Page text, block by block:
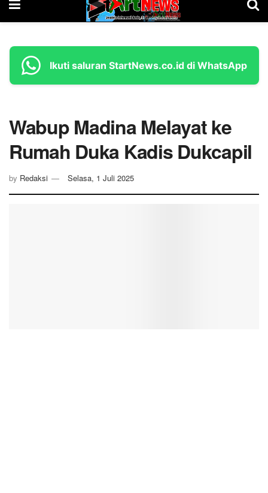
Ikuti saluran StartNews.co.id di WhatsApp
Wabup Madina Melayat ke
Rumah Duka Kadis Dukcapil
by Redaksi Selasa, 1 Juli 2025